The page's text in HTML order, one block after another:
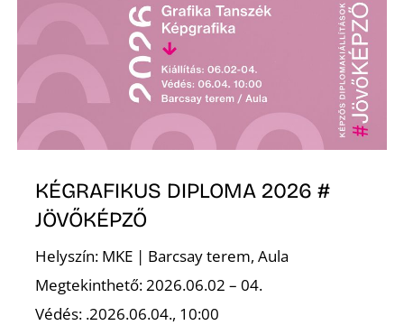
KÉGRAFIKUS DIPLOMA 2026 #
JÖVŐKÉPZŐ
Helyszín: MKE | Barcsay terem, Aula
Megtekinthető: 2026.06.02 – 04.
Védés: .2026.06.04., 10:00